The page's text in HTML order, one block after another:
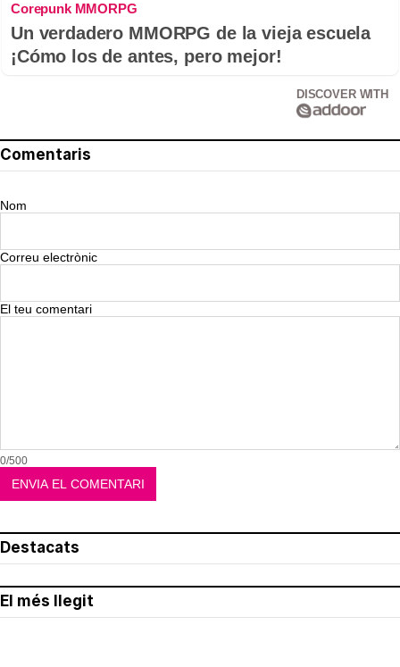
Corepunk MMORPG
Un verdadero MMORPG de la vieja escuela
¡Cómo los de antes, pero mejor!
DISCOVER WITH
Comentaris
Nom
Correu electrònic
El teu comentari
0/500
Destacats
El més llegit